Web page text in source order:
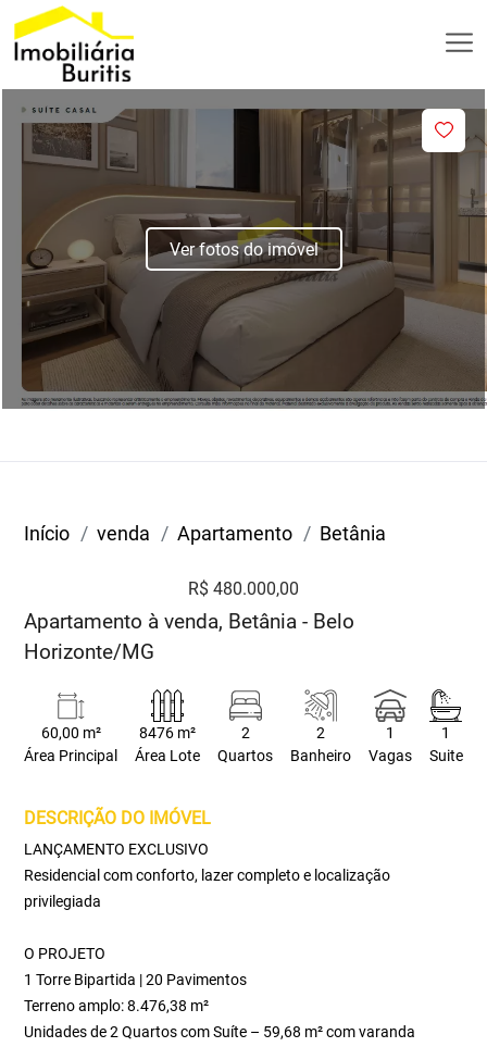
Ver fotos do imóvel
Início venda Apartamento Betânia
R$ 480.000,00
Apartamento à venda, Betânia - Belo
Horizonte/MG
60,00 m²
Área Principal
8476 m²
Área Lote
2
Quartos
2
Banheiro
1
Vagas
1
Suite
DESCRIÇÃO DO IMÓVEL
LANÇAMENTO EXCLUSIVO
Residencial com conforto, lazer completo e localização
privilegiada
O PROJETO
1 Torre Bipartida | 20 Pavimentos
Terreno amplo: 8.476,38 m²
Unidades de 2 Quartos com Suíte – 59,68 m² com varanda